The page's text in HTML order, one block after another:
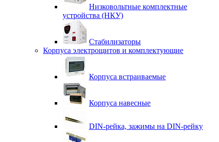
Низковольтные комплектные
устройства (НКУ)
Стабилизаторы
Корпуса электрощитов и комплектующие
Корпуса встраиваемые
Корпуса навесные
DIN-рейка, зажимы на DIN-рейку